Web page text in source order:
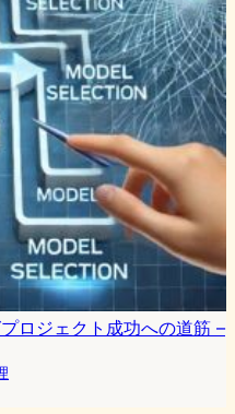
ロジェクト成功への道筋 –